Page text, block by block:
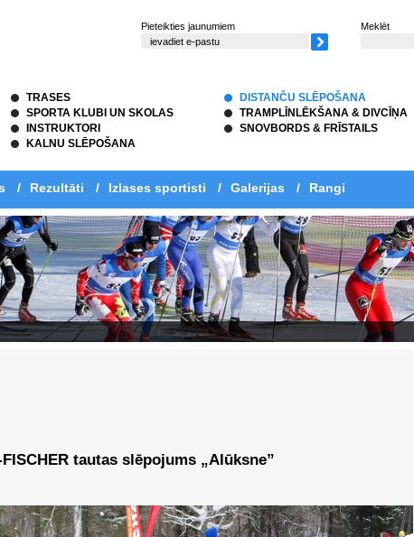
Pieteikties jaunumiem Meklēt
TRASES
SPORTA KLUBI UN SKOLAS
INSTRUKTORI
KALNU SLĒPOŠANA
DISTANČU SLĒPOŠANA
TRAMPLĪNLĒKŠANA & DIVCĪŅA
SNOVBORDS & FRĪSTAILS
/ Rezultāti / Izlases sportisti / Galerijas / Rangi
tautas slēpojums „Alūksne”